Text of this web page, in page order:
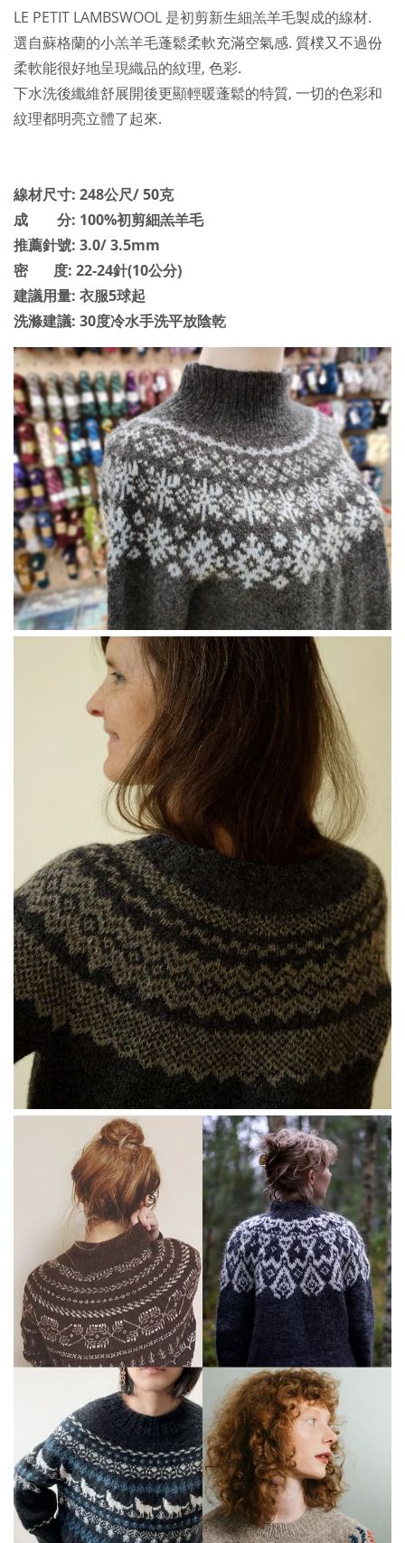
LE PETIT LAMBSWOOL 是初剪新生細羔羊毛製成的線材.
選自蘇格蘭的小羔羊毛蓬鬆柔軟充滿空氣感. 質樸又不過份
柔軟能很好地呈現織品的紋理, 色彩.
下水洗後纖維舒展開後更顯輕暖蓬鬆的特質, 一切的色彩和
紋理都明亮立體了起來.
線材尺寸: 248公尺/ 50克
成 分: 100%初剪細羔羊毛
推薦針號: 3.0/ 3.5mm
密 度: 22-24針(10公分)
建議用量: 衣服5球起
洗滌建議: 30度冷水手洗平放陰乾